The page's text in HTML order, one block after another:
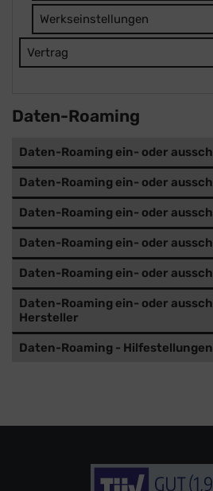
Werkseinstellungen
Vertrag
Daten-Roaming
Daten-Roaming ein- oder
Daten-Roaming ein- oder
Daten-Roaming ein- oder
Daten-Roaming ein- oder
Daten-Roaming ein- oder
Daten-Roaming ein- oder
Hersteller
Daten-Roaming -